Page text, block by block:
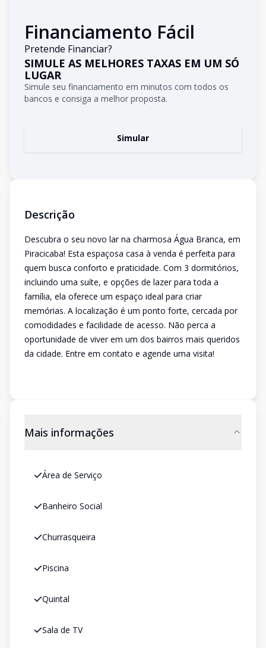
Financiamento Fácil
Pretende Financiar?
SIMULE AS MELHORES TAXAS EM UM SÓ
LUGAR
Simule seu financiamento em minutos com todos os
bancos e consiga a melhor proposta.
Simular
Descrição
Descubra o seu novo lar na charmosa Água Branca, em
Piracicaba! Esta espaçosa casa à venda é perfeita para
quem busca conforto e praticidade. Com 3 dormitórios,
incluindo uma suíte, e opções de lazer para toda a
família, ela oferece um espaço ideal para criar
memórias. A localização é um ponto forte, cercada por
comodidades e facilidade de acesso. Não perca a
oportunidade de viver em um dos bairros mais queridos
da cidade. Entre em contato e agende uma visita!
Mais informações
Área de Serviço
Banheiro Social
Churrasqueira
Piscina
Quintal
Sala de TV